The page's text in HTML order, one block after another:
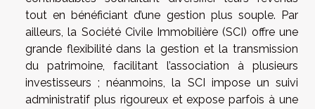
tout en bénéficiant d’une gestion plus souple. Par
ailleurs, la Société Civile Immobilière (SCI) offre une
grande flexibilité dans la gestion et la transmission
du patrimoine, facilitant l’association à plusieurs
investisseurs ; néanmoins, la SCI impose un suivi
administratif plus rigoureux et expose parfois à une